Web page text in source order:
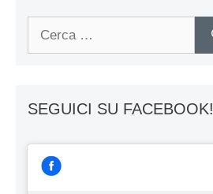
SEGUICI SU FACEBOOK!